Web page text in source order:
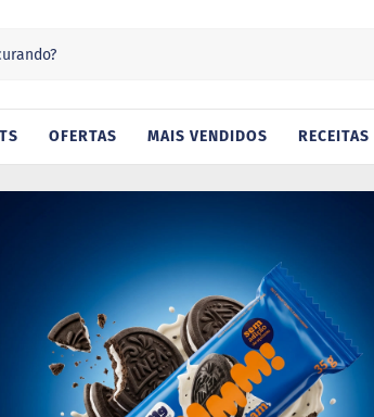
OFERTAS MAIS VENDIDOS RECEITAS